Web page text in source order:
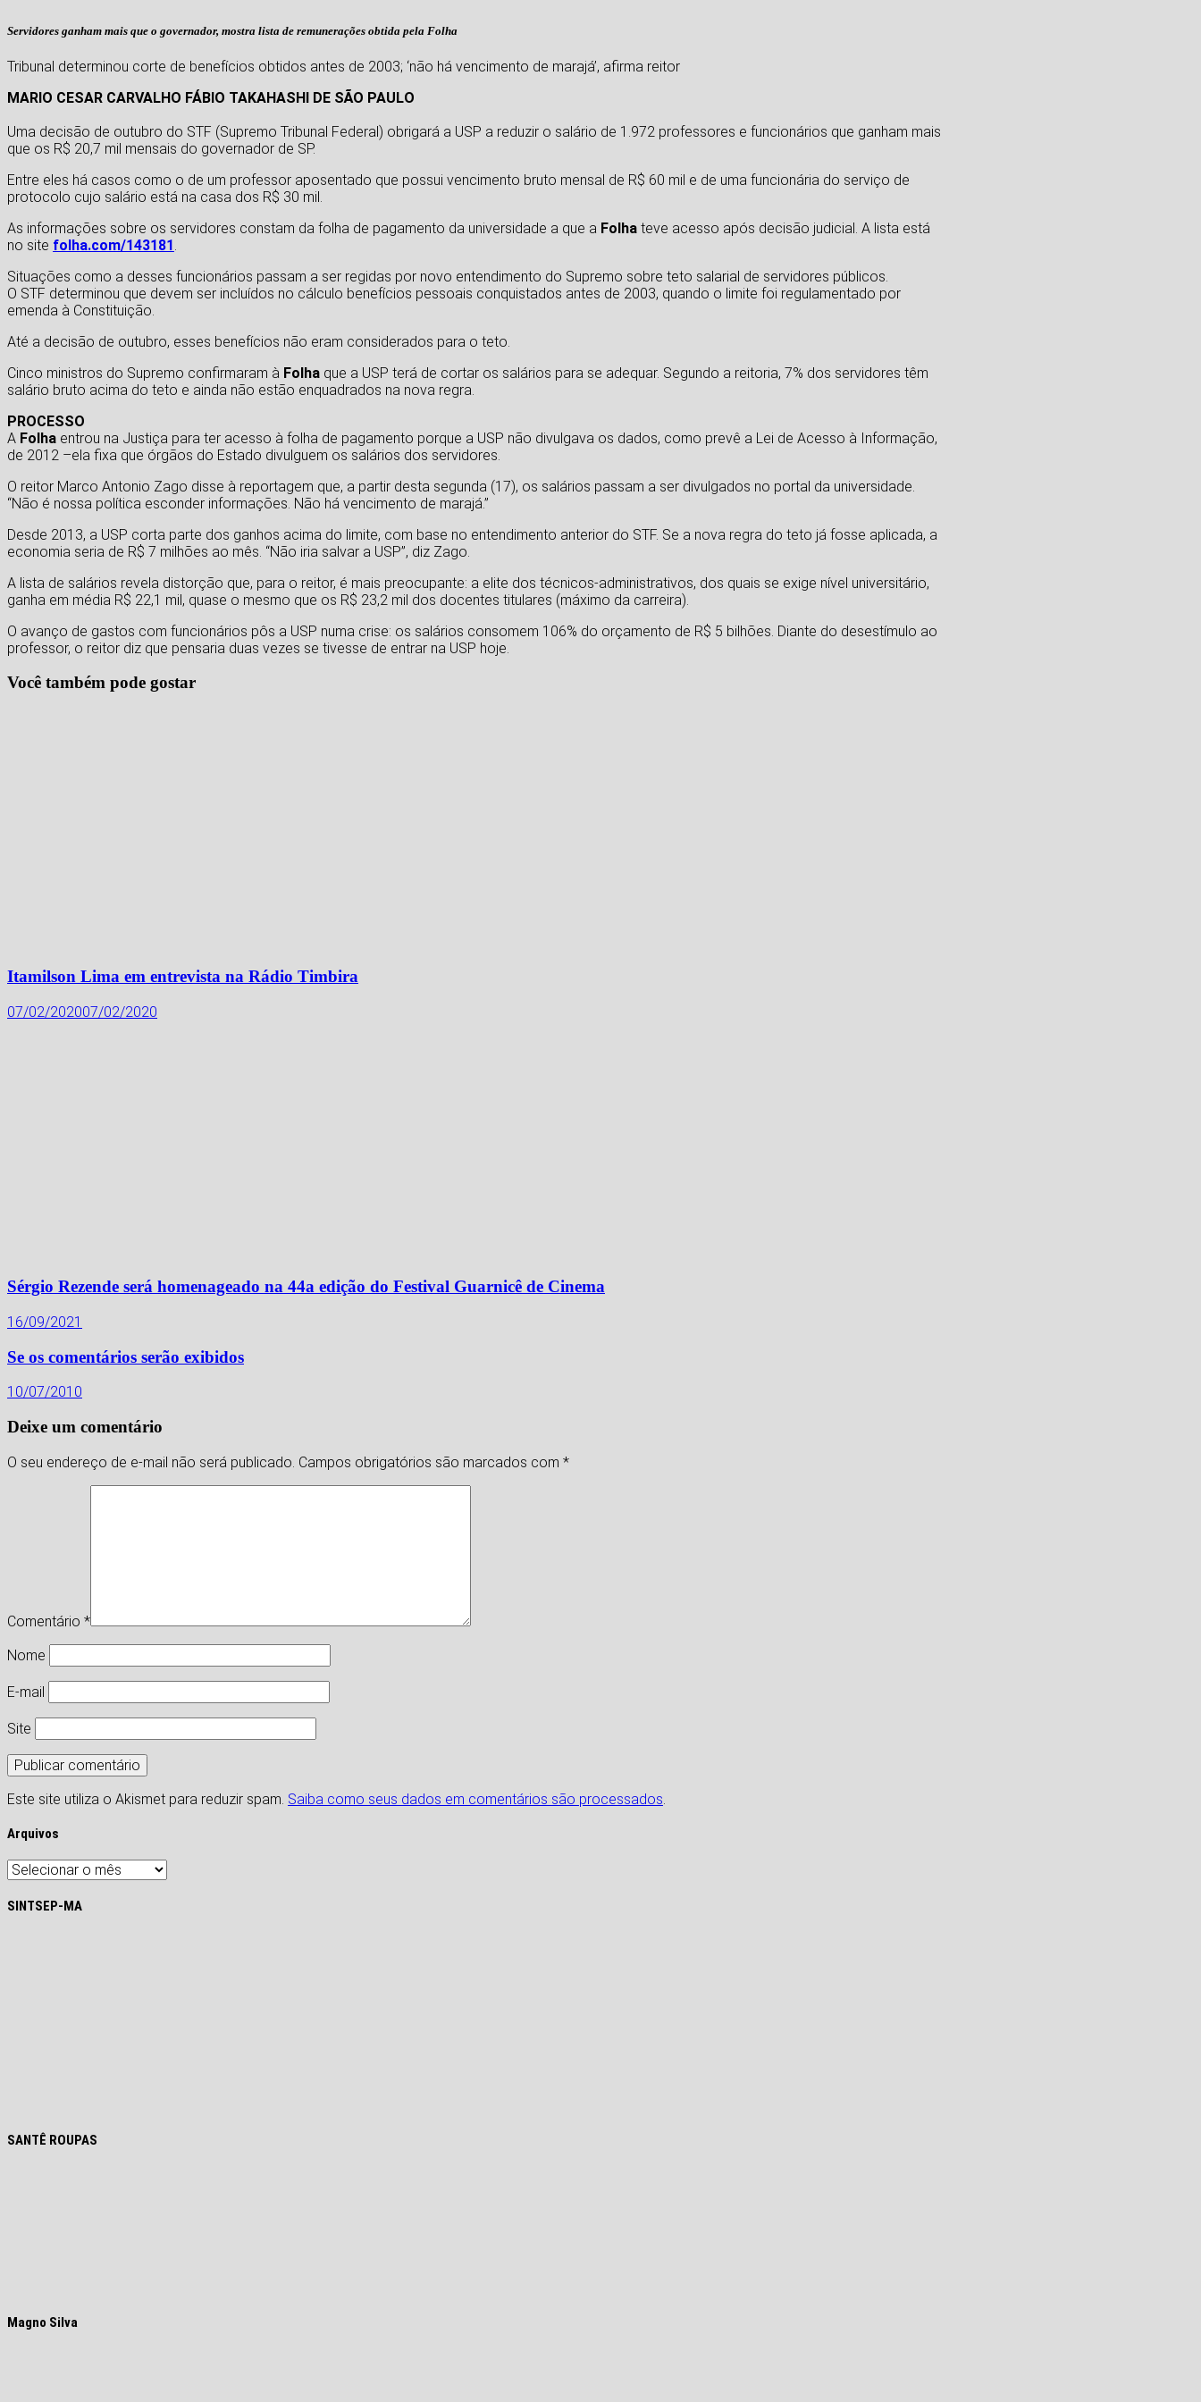
Servidores ganham mais que o governador, mostra lista de remunerações obtida pela Folha
Tribunal determinou corte de benefícios obtidos antes de 2003; ‘não há vencimento de marajá’, afirma reitor
MARIO CESAR CARVALHO FÁBIO TAKAHASHI DE SÃO PAULO
Uma decisão de outubro do STF (Supremo Tribunal Federal) obrigará a USP a reduzir o salário de 1.972 professores e funcionários que ganham mais
que os R$ 20,7 mil mensais do governador de SP.
Entre eles há casos como o de um professor aposentado que possui vencimento bruto mensal de R$ 60 mil e de uma funcionária do serviço de
protocolo cujo salário está na casa dos R$ 30 mil.
As informações sobre os servidores constam da folha de pagamento da universidade a que a Folha teve acesso após decisão judicial. A lista está
no site folha.com/143181
Situações como a desses funcionários passam a ser regidas por novo entendimento do Supremo sobre teto salarial de servidores públicos.
O STF determinou que devem ser incluídos no cálculo benefícios pessoais conquistados antes de 2003, quando o limite foi regulamentado por
emenda à Constituição.
Até a decisão de outubro, esses benefícios não eram considerados para o teto.
Cinco ministros do Supremo confirmaram à Folha que a USP terá de cortar os salários para se adequar. Segundo a reitoria, 7% dos servidores têm
salário bruto acima do teto e ainda não estão enquadrados na nova regra.
PROCESSO
A Folha entrou na Justiça para ter acesso à folha de pagamento porque a USP não divulgava os dados, como prevê a Lei de Acesso à Informação,
de 2012 –ela fixa que órgãos do Estado divulguem os salários dos servidores.
O reitor Marco Antonio Zago disse à reportagem que, a partir desta segunda (17), os salários passam a ser divulgados no portal da universidade.
“Não é nossa política esconder informações. Não há vencimento de marajá.”
Desde 2013, a USP corta parte dos ganhos acima do limite, com base no entendimento anterior do STF. Se a nova regra do teto já fosse aplicada, a
economia seria de R$ 7 milhões ao mês. “Não iria salvar a USP”, diz Zago.
A lista de salários revela distorção que, para o reitor, é mais preocupante: a elite dos técnicos-administrativos, dos quais se exige nível universitário,
ganha em média R$ 22,1 mil, quase o mesmo que os R$ 23,2 mil dos docentes titulares (máximo da carreira).
O avanço de gastos com funcionários pôs a USP numa crise: os salários consomem 106% do orçamento de R$ 5 bilhões. Diante do desestímulo ao
professor, o reitor diz que pensaria duas vezes se tivesse de entrar na USP hoje.
Você também pode gostar
Itamilson Lima em entrevista na Rádio Timbira
07/02/202007/02/2020
Sérgio Rezende será homenageado na 44a edição do Festival Guarnicê de Cinema
16/09/2021
Se os comentários serão exibidos
10/07/2010
Deixe um comentário
O seu endereço de e-mail não será publicado. Campos obrigatórios são marcados com *
Comentário *
Nome
E-mail
Site
Este site utiliza o Akismet para reduzir spam. Saiba como seus dados em comentários são processados.
Arquivos
Arquivos
SINTSEP-MA
SANTÊ ROUPAS
Magno Silva